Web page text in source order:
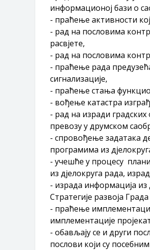
информационој бази о
- праћење активности
- рад на пословима
расвјете,
- рад на пословима
- праћење рада
сигнализације,
- праћење стања
- вођење катастра
- рад на изради
превозу у друмском
- спровођење задатака
програмима из
- учешће у процесу
из дјелокруга рада,
- израда информација из
Стратегије развоја
- праћење
имплементације
- обављају се и други
послови који су